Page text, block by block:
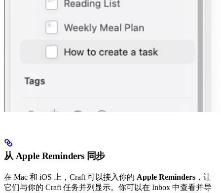
从 Apple Reminders 同步
在 Mac 和 iOS 上，Craft 可以接入你的 Apple Reminders ，让
它们与你的 Craft 任务并列显示。你可以在 Inbox 中查看并导